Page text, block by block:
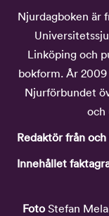
Njurdagboken är
Linköping och
bokform. År
Njurförbundet
och
Redaktör från
Innehållet
FotoStefan